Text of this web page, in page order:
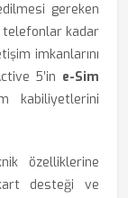
gereken
telefonlar kadar
imkanlarını
5’in e-Sim
kabiliyetlerini
özelliklerine
desteği ve